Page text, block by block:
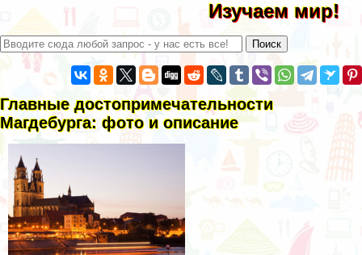
Изучаем мир!
Главные достопримечательности
Магдебурга: фото и описание